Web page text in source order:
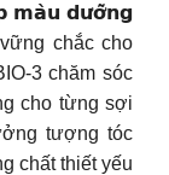
𝗺𝗮̀𝘂 𝗱𝘂̛𝗼̛̃𝗻𝗴
chắc cho
3 chăm sóc
cho từng sợi
tượng tóc
chất thiết yếu